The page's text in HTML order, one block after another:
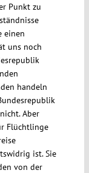
Punkt zu
einen
uns noch
handeln
Aber
Flüchtlinge
ist. Sie
von der